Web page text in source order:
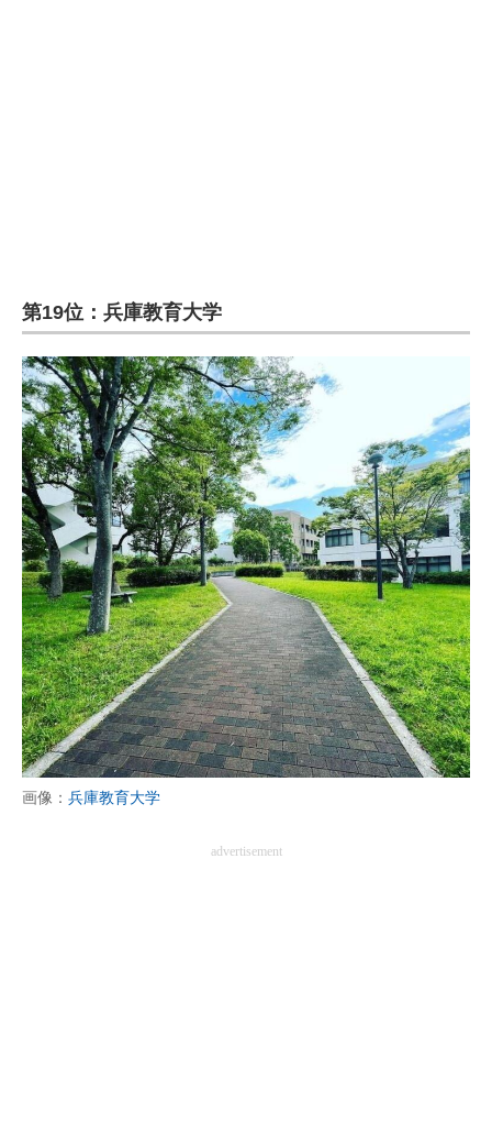
第19位：兵庫教育大学
画像： 兵庫教育大学
advertisement